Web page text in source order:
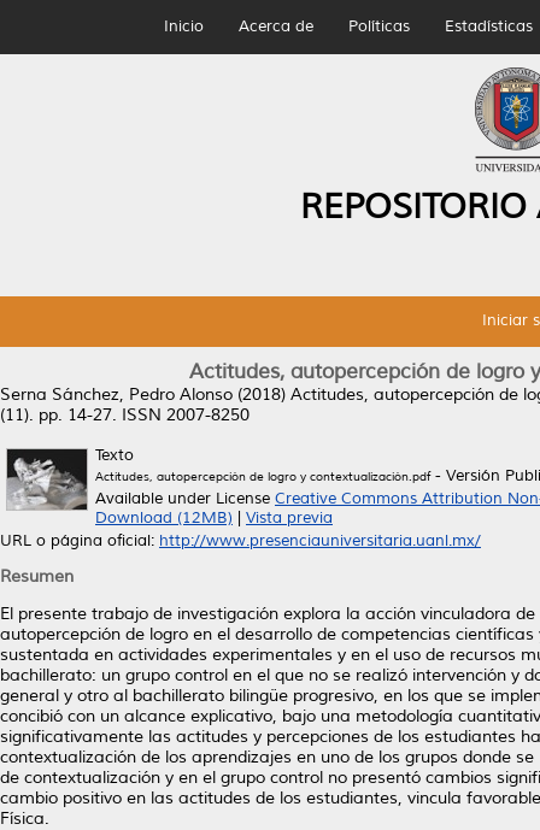
Inicio Acerca de Políticas Estadísticas
Iniciar
Actitudes, autopercepción de logro
Serna Sánchez, Pedro Alonso (2018) Actitudes, autopercepción de
(11). pp. 14-27. ISSN 2007-8250
Texto
Actitudes, autopercepción de logro y contextualización.pdf- Versión
Available under License Creative Commons Attribution
Download (12MB)
Vista previa
URL o página oficial: http://www.presenciauniversitaria.uanl.mx/
Resumen
El presente trabajo de investigación explora la acción vinculadora
autopercepción de logro en el desarrollo de competencias
sustentada en actividades experimentales y en el uso de recursos
bachillerato: un grupo control en el que no se realizó intervención y
general y otro al bachillerato bilingüe progresivo, en los que se
concibió con un alcance explicativo, bajo una metodología
significativamente las actitudes y percepciones de los estudiantes
contextualización de los aprendizajes en uno de los grupos donde
de contextualización y en el grupo control no presentó cambios
cambio positivo en las actitudes de los estudiantes, vincula
Física.